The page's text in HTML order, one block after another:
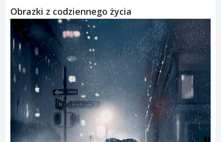
Obrazki z codziennego życia